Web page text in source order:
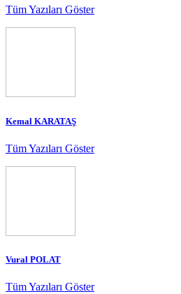
Tüm Yazıları Göster
Kemal KARATAŞ
Tüm Yazıları Göster
Vural POLAT
Tüm Yazıları Göster